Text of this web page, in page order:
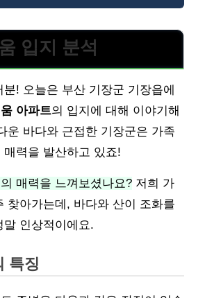
입지 분석
! 오늘은 부산 기장군 기장읍에
아파트의 입지에 대해 이야기해
운 바다와 근접한 기장군은 가족
매력을 발산하고 있죠!
매력을 느껴보셨나요? 저희 가
찾아가는데, 바다와 산이 조화를
말 인상적이에요.
특징